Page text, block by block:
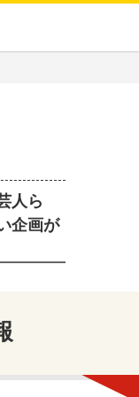
人ら
企画が